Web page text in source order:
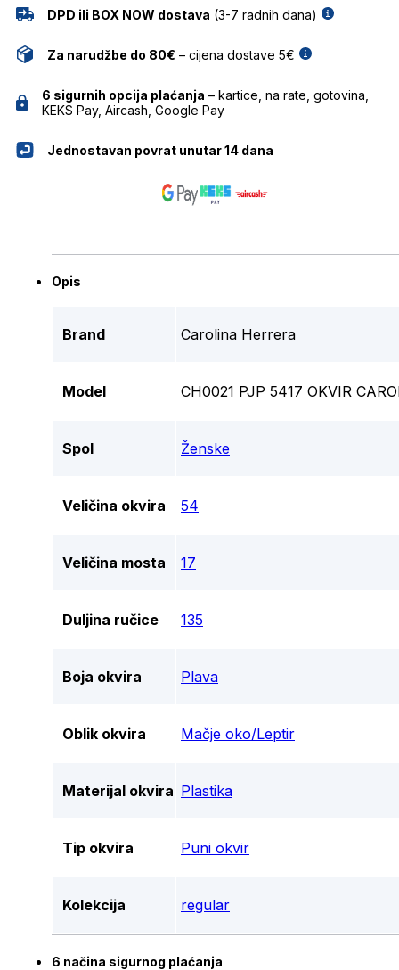
DPD ili BOX NOW dostava (3-7 radnih dana)
Za narudžbe do 80€ – cijena dostave 5€
6 sigurnih opcija plaćanja – kartice, na rate, gotovina,
KEKS Pay, Aircash, Google Pay
Jednostavan povrat unutar 14 dana
Opis
Brand Carolina Herrera
Model CH0021 PJP 5417 OKVIR
Spol Ženske
Veličina okvira 54
Veličina mosta 17
Duljina ručice 135
Boja okvira Plava
Oblik okvira Mačje oko/Leptir
Materijal okvira Plastika
Tip okvira Puni okvir
Kolekcija regular
6 načina sigurnog plaćanja